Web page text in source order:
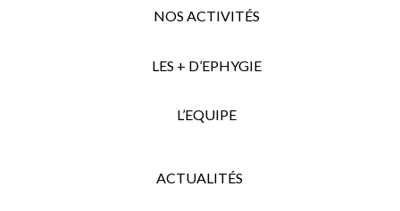
NOS ACTIVITÉS
LES + D’EPHYGIE
L’EQUIPE
ACTUALITÉS